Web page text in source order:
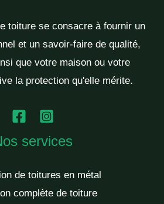
toiture se consacre à fournir un
et un savoir-faire de qualité,
que votre maison ou votre
la protection qu'elle mérite.
services
de toitures en métal
complète de toiture